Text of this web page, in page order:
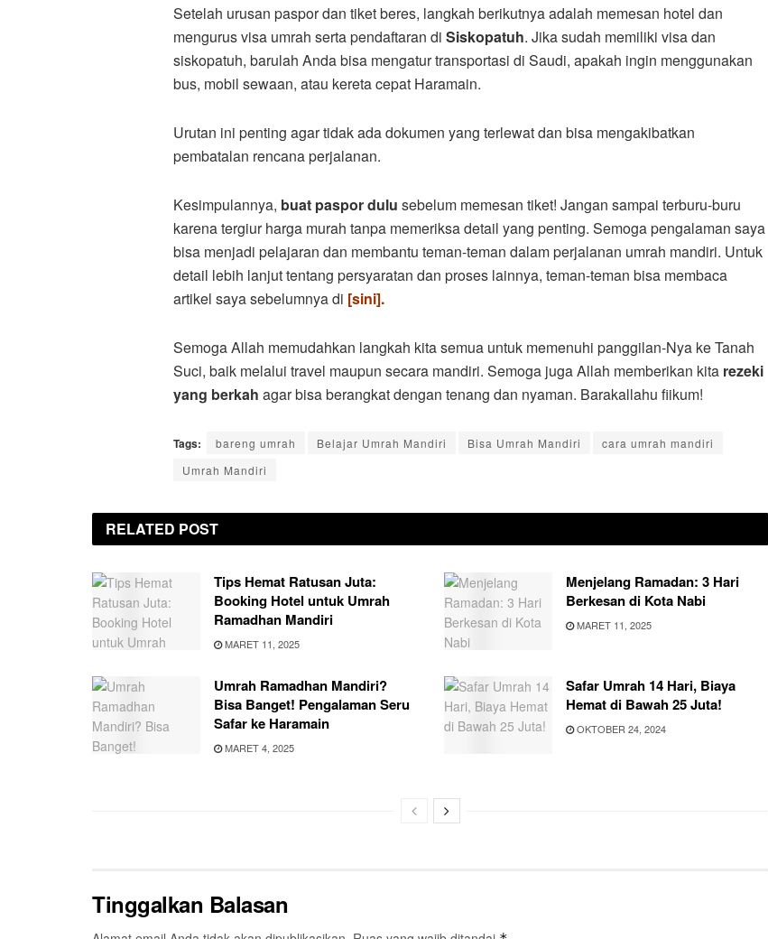
Setelah urusan paspor dan tiket beres, langkah berikutnya adalah memesan hotel dan
mengurus visa umrah serta pendaftaran di Siskopatuh. Jika sudah memiliki visa dan
siskopatuh, barulah Anda bisa mengatur transportasi di Saudi, apakah ingin menggunakan
bus, mobil sewaan, atau kereta cepat Haramain.
Urutan ini penting agar tidak ada dokumen yang terlewat dan bisa mengakibatkan
pembatalan rencana perjalanan.
Kesimpulannya, buat paspor dulu sebelum memesan tiket! Jangan sampai terburu-buru
karena tergiur harga murah tanpa memeriksa detail yang penting. Semoga pengalaman saya
bisa menjadi pelajaran dan membantu teman-teman dalam perjalanan umrah mandiri. Untuk
detail lebih lanjut tentang persyaratan dan proses lainnya, teman-teman bisa membaca
artikel saya sebelumnya di [sini].
Semoga Allah memudahkan langkah kita semua untuk memenuhi panggilan-Nya ke Tanah
Suci, baik melalui travel maupun secara mandiri. Semoga juga Allah memberikan kita rezeki
yang berkah agar bisa berangkat dengan tenang dan nyaman. Barakallahu fiikum!
Tags: bareng umrah Belajar Umrah Mandiri Bisa Umrah Mandiri
cara umrah mandiri
Umrah Mandiri
RELATED POST
Tips Hemat Ratusan Juta:
Booking Hotel untuk Umrah
Ramadhan Mandiri
MARET 11, 2025
Menjelang Ramadan: 3 Hari
Berkesan di Kota Nabi
MARET 11, 2025
Umrah Ramadhan Mandiri?
Bisa Banget! Pengalaman Seru
Safar ke Haramain
MARET 4, 2025
Safar Umrah 14 Hari, Biaya
Hemat di Bawah 25 Juta!
OKTOBER 24, 2024
Tinggalkan Balasan